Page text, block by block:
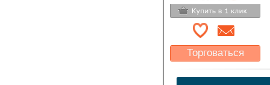
Торговаться
Какая цена Вас
устроит?